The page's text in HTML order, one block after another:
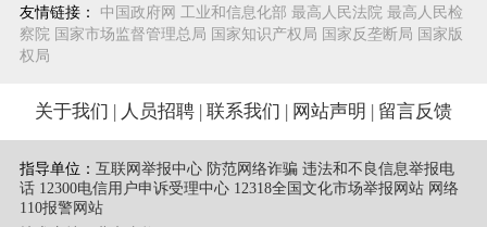
友情链接： 中国政府网 工业和信息化部 最高人民法院 最高人民检
察院 国家市场监督管理总局 国家知识产权局 国家反垄断局 国家版
权局
关于我们 人员招聘 联系我们 网站声明 留言反馈
指导单位： 互联网举报中心 防范网络诈骗 违法和不良信息举报电
话 12300电信用户申诉受理中心 12318全国文化市场举报网站 网络
110报警网站